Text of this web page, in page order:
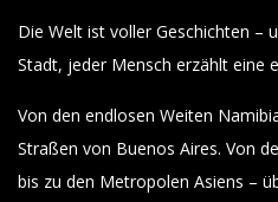
Die Welt ist voller Geschichten –
Stadt, jeder Mensch erzählt eine
Von den endlosen Weiten
Straßen von Buenos Aires. Von
bis zu den Metropolen Asiens –